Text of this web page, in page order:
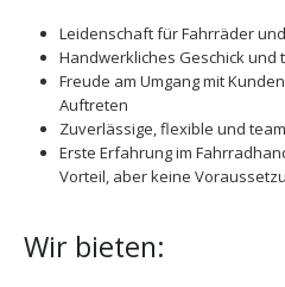
Leidenschaft für Fahrräder
Handwerkliches Geschick und
Freude am Umgang mit
Auftreten
Zuverlässige, flexible und
Erste Erfahrung im
Vorteil, aber keine
Wir bieten: